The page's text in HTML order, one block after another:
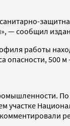
защитная
— сообщил
работы
опасности, 500 м